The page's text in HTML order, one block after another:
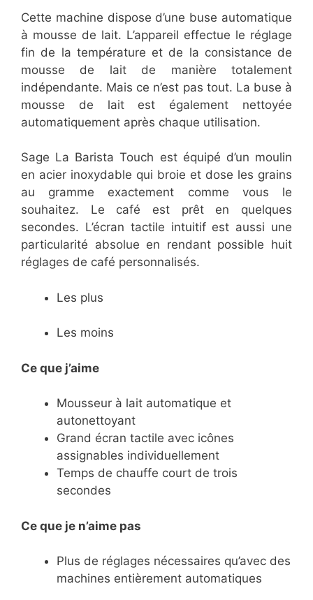
Cette machine dispose d’une buse automatique
à mousse de lait. L’appareil effectue le réglage
fin de la température et de la consistance de
mousse de lait de manière totalement
indépendante. Mais ce n’est pas tout. La buse à
mousse de lait est également nettoyée
automatiquement après chaque utilisation.
Sage La Barista Touch est équipé d’un moulin
en acier inoxydable qui broie et dose les grains
au gramme exactement comme vous le
souhaitez. Le café est prêt en quelques
secondes. L’écran tactile intuitif est aussi une
particularité absolue en rendant possible huit
réglages de café personnalisés.
Les plus
Les moins
Ce que j’aime
Mousseur à lait automatique et
autonettoyant
Grand écran tactile avec icônes
assignables individuellement
Temps de chauffe court de trois
secondes
Ce que je n’aime pas
Plus de réglages nécessaires qu’avec des
machines entièrement automatiques